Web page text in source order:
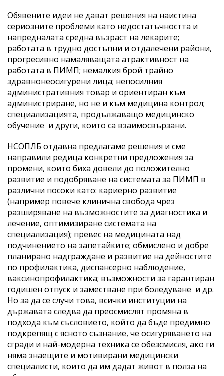
Обявените идеи не дават решения на наистина
сериозните проблеми като недостатъчността и
напредналата средна възраст на лекарите;
работата в трудно достъпни и отдалечени райони,
прогресивно намаляващата атрактивност на
работата в ПИМП; немалкия брой трайно
здравнонеосигурени лица; непосилния
административния товар и ориентиран към
администриране, но не и към медицина контрол;
специализацията, продължаващо медицинско
обучение и други, които са взаимосвързани.
НСОПЛБ отдавна предлагаме решения и сме
направили редица конкретни предложения за
промени, които биха довели до положително
развитие и подобряване на системата за ПИМП в
различни посоки като: кариерно развитие
(например повече клинична свобода чрез
разширяване на възможностите за диагностика и
лечение, оптимизиране системата на
специализация); превес на медицината над
подчинението на запетайките; обмислено и добре
планирано надграждане и развитие на дейностите
по профилактика, диспансерно наблюдение,
ваксинопрофилактика; възможности за гарантиран
годишен отпуск и заместване при боледуване и др.
Но за да се случи това, всички институции на
държавата следва да преосмислят промяна в
подхода към съсловието, който да бъде предимно
подкрепящ с ясното съзнание, че осигуряването на
сгради и най-модерна техника се обезсмисля, ако ги
няма знаещите и мотивирани медицински
специалисти, които да им дадат живот в полза на